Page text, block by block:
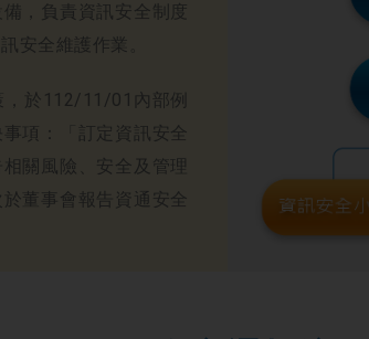
，負責資訊安全制度
安全維護作業。
於112/11/01內部例
項：「訂定資訊安全
關風險、安全及管理
董事會報告資通安全